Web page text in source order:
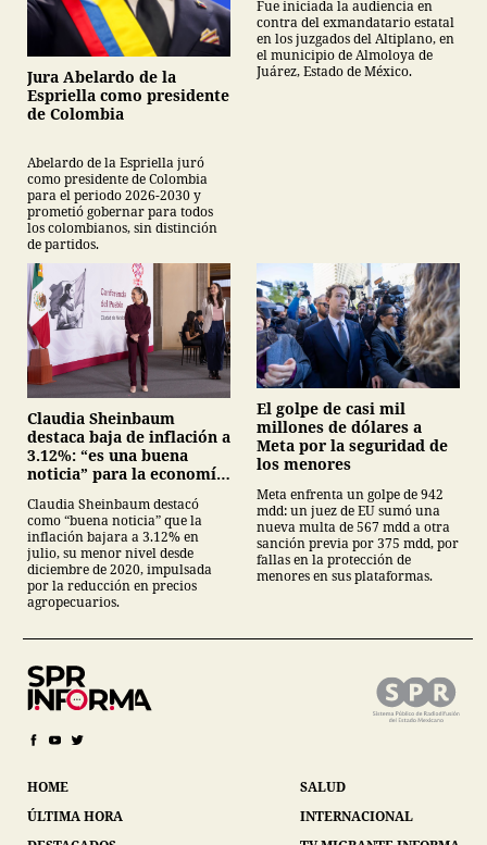
Jura Abelardo de la
Espriella como presidente
de Colombia
Abelardo de la Espriella juró
como presidente de Colombia
para el periodo 2026-2030 y
prometió gobernar para todos
los colombianos, sin distinción
de partidos.
Fue iniciada la audiencia en
contra del exmandatario estatal
en los juzgados del Altiplano, en
el municipio de Almoloya de
Juárez, Estado de México.
Claudia Sheinbaum
destaca baja de inflación a
3.12%: “es una buena
noticia” para la economía
Claudia Sheinbaum destacó
como “buena noticia” que la
inflación bajara a 3.12% en
julio, su menor nivel desde
diciembre de 2020, impulsada
por la reducción en precios
agropecuarios.
El golpe de casi mil
millones de dólares a
Meta por la seguridad de
los menores
Meta enfrenta un golpe de 942
mdd: un juez de EU sumó una
nueva multa de 567 mdd a otra
sanción previa por 375 mdd, por
fallas en la protección de
menores en sus plataformas.
HOME
ÚLTIMA HORA
SALUD
INTERNACIONAL